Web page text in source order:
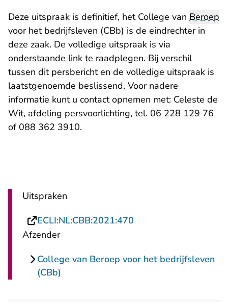
Deze uitspraak is definitief, het College van Beroep
voor het bedrijfsleven (CBb) is de eindrechter in
deze zaak. De volledige uitspraak is via
onderstaande link te raadplegen. Bij verschil
tussen dit persbericht en de volledige uitspraak is
laatstgenoemde beslissend. Voor nadere
informatie kunt u contact opnemen met: Celeste de
Wit, afdeling persvoorlichting, tel. 06 228 129 76
of 088 362 3910.
Uitspraken
ECLI:NL:CBB:2021:470
Afzender
College van Beroep voor het bedrijfsleven
(CBb)